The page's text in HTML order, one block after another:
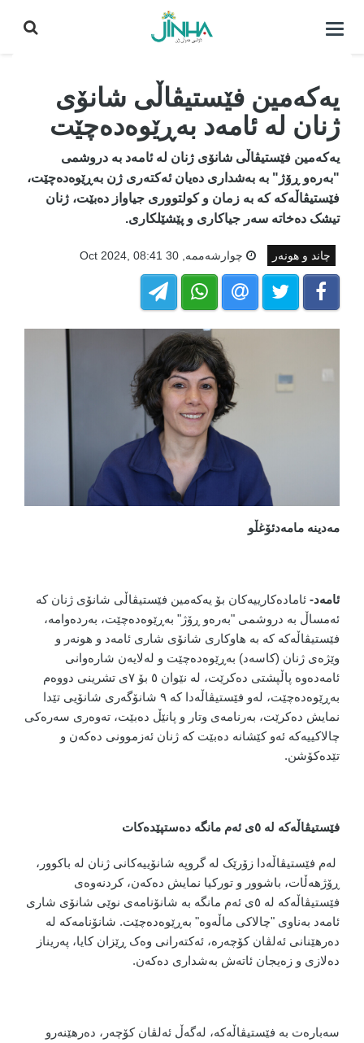
كردنه‌وه‌ی
یەکەمین فێستیڤاڵی شانۆی
ژنان لە ئامەد بەڕێوەدەچێت
یەکەمین فێستیڤاڵی شانۆی ژنان لە ئامەد بە دروشمی
"بەرەو ڕۆژ" بە بەشداری دەیان ئەکتەری ژن بەڕێوەدەچێت،
فێستیڤاڵەکە کە بە زمان و کولتووری جیاواز دەبێت، ژنان
تیشک دەخاتە سەر جیاکاری و پێشێلکاری.
چاند و هونەر چوارشه‌ممه‌, 30 Oct 2024, 08:41
مەدینە مامەدئۆغڵو
ئامەد- ئامادەکارییەکان بۆ یەکەمین فێستیڤاڵی شانۆی ژنان کە
ئەمساڵ بە دروشمی "بەرەو ڕۆژ" بەڕێوەدەچێت، بەردەوامە،
فێستیڤاڵەکە کە بە هاوکاری شانۆی شاری ئامەد و هونەر و
وێژەی ژنان (کاسەد) بەڕێوەدەچێت و لەلایەن شارەوانی
ئامەدەوە پاڵپشتی دەکرێت، لە نێوان ٥ بۆ ٧ی تشرینی دووەم
بەڕێوەدەچێت، لەو فێستیڤاڵەدا کە ٩ شانۆگەری شانۆیی تێدا
نمایش دەکرێت، بەرنامەی وتار و پانێڵ دەبێت، تەوەری سەرەکی
چالاکییەکە ئەو کێشانە دەبێت کە ژنان ئەزموونی دەکەن و
تێدەکۆشن.
فێستیڤاڵەکە لە ٥ی ئەم مانگە دەستپێدەکات
لەم فێستیڤاڵەدا زۆرێک لە گروپە شانۆییەکانی ژنان لە باکوور،
ڕۆژهەڵات، باشوور و تورکیا نمایش دەکەن، کردنەوەی
فێستیڤاڵەکە لە ٥ی ئەم مانگە بە شانۆنامەی نوێی شانۆی شاری
ئامەد بەناوی "چالاکی ماڵەوە" بەڕێوەدەچێت. شانۆنامەکە لە
دەرهێنانی ئەلڤان کۆچەرە، ئەکتەرانی وەک ڕێزان کایا، پەریناز
دەلازی و زەیجان ئاتەش بەشداری دەکەن.
سەبارەت بە فێستیڤاڵەکە، لەگەڵ ئەلڤان کۆچەر، دەرهێنەرو